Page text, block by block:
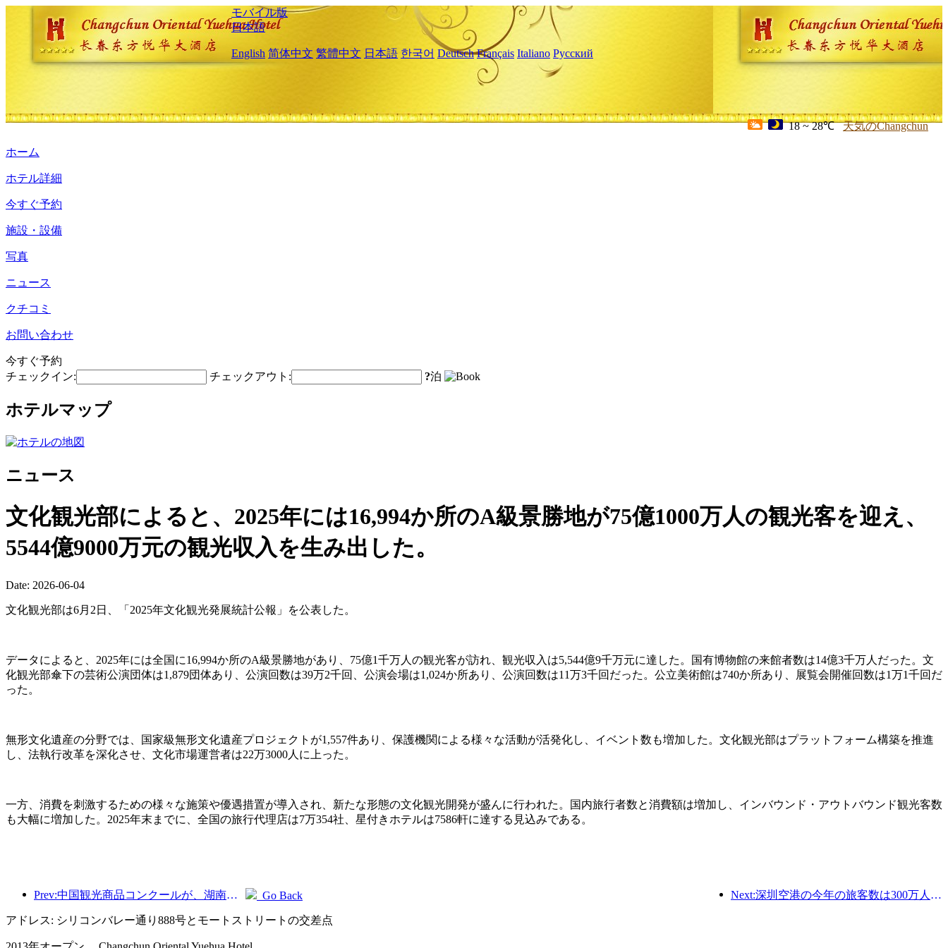
モバイル版
日本語
English 简体中文 繁體中文 日本語 한국어 Deutsch Français Italiano Русский
18 ~ 28℃ 天気のChangchun
ホーム
ホテル詳細
今すぐ予約
施設・設備
写真
ニュース
クチコミ
お問い合わせ
今すぐ予約
チェックイン:
チェックアウト: ?泊
ホテルマップ
ニュース
文化観光部によると、2025年には16,994か所のA級景勝地が75億1000万人の観光客を迎え、
5544億9000万元の観光収入を生み出した。
Date: 2026-06-04
文化観光部は6月2日、「2025年文化観光発展統計公報」を公表した。
データによると、2025年には全国に16,994か所のA級景勝地があり、75億1千万人の観光客が訪れ、観光収入は5,544億9千万元に達した。国有博物館の来館者数は14億3千万人だった。文
化観光部傘下の芸術公演団体は1,879団体あり、公演回数は39万2千回、公演会場は1,024か所あり、公演回数は11万3千回だった。公立美術館は740か所あり、展覧会開催回数は1万1千回だ
った。
無形文化遺産の分野では、国家級無形文化遺産プロジェクトが1,557件あり、保護機関による様々な活動が活発化し、イベント数も増加した。文化観光部はプラットフォーム構築を推進
し、法執行改革を深化させ、文化市場運営者は22万3000人に上った。
一方、消費を刺激するための様々な施策や優遇措置が導入され、新たな形態の文化観光開発が盛んに行われた。国内旅行者数と消費額は増加し、インバウンド・アウトバウンド観光客数
も大幅に増加した。2025年末までに、全国の旅行代理店は7万354社、星付きホテルは7586軒に達する見込みである。
Prev:中国観光商品コンクールが、湖南省湘潭市にて盛況のうちに開催されました。 Next:深圳空港の今年の旅客数は300万人を超え、同期間の新記録を樹立した。
Go Back
アドレス: シリコンバレー通り888号とモートストリートの交差点